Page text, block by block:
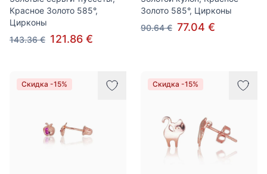
Красное Золото 585°,
Цирконы
143.36 € 121.86 €
Золото 585°, Цирконы
90.64 € 77.04 €
Скидка -15% Скидка -15%